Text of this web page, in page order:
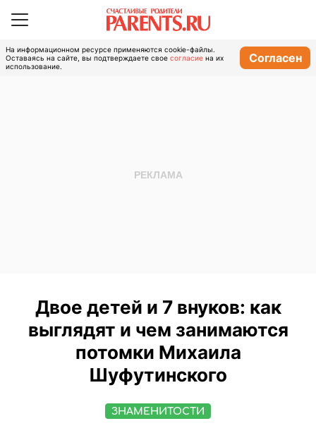
На информационном ресурсе применяются cookie-файлы.
Оставаясь на сайте, вы подтверждаете свое согласие на их
использование.
Согласен
Двое детей и 7 внуков: как
выглядят и чем занимаются
потомки Михаила
Шуфутинского
ЗНАМЕНИТОСТИ